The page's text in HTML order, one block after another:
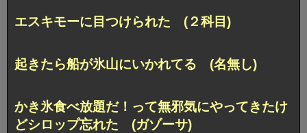
エスキモーに目つけられた (２科目)
起きたら船が氷山にいかれてる (名無し)
かき氷食べ放題だ！って無邪気にやってきたけ
どシロップ忘れた (ガゾーサ)